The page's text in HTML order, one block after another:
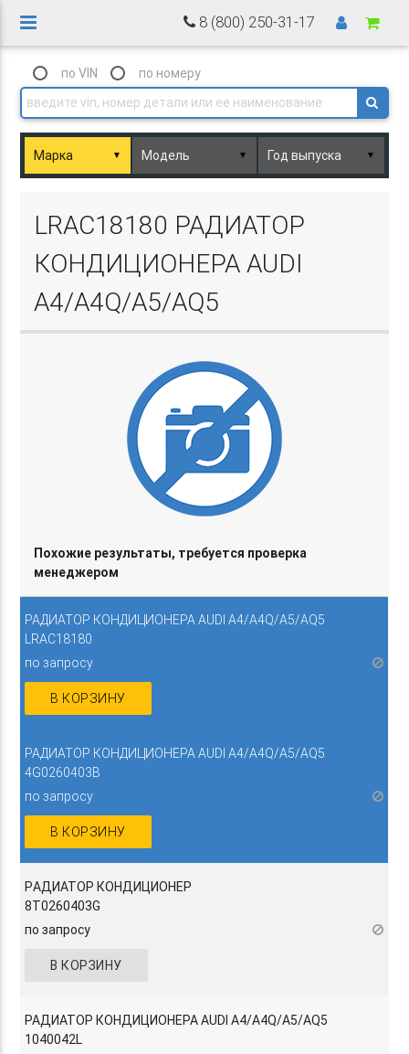
8 (800) 250-31-17
по VIN по номеру
▼ ▼ ▼
LRAC18180 РАДИАТОР
КОНДИЦИОНЕРА AUDI
A4/A4Q/A5/AQ5
РАДИАТОР КОНДИЦИОНЕРА AUDI A4/A4Q/A5/AQ5
LRAC18180
по запросу
В КОРЗИНУ
Похожие результаты, требуется проверка
менеджером
РАДИАТОР КОНДИЦИОНЕРА AUDI A4/A4Q/A5/AQ5
4G0260403B
по запросу
В КОРЗИНУ
PАДИАТОР КОНДИЦИОНЕР
8T0260403G
по запросу
В КОРЗИНУ
РАДИАТОР КОНДИЦИОНЕРА AUDI A4/A4Q/A5/AQ5
1040042L